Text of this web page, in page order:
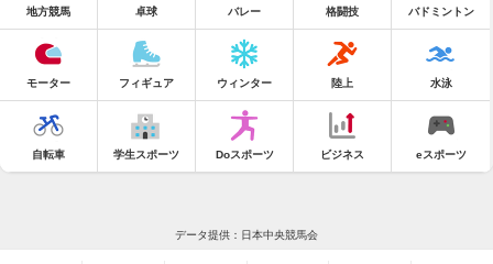
地方競馬 卓球 バレー 格闘技 バドミントン
モーター フィギュア ウィンター 陸上 水泳
自転車 学生スポーツ Doスポーツ ビジネス eスポーツ
データ提供：日本中央競馬会